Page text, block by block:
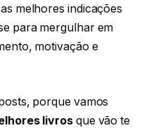
melhores indicações
para mergulhar em
motivação e
porque vamos
livrosque vão te